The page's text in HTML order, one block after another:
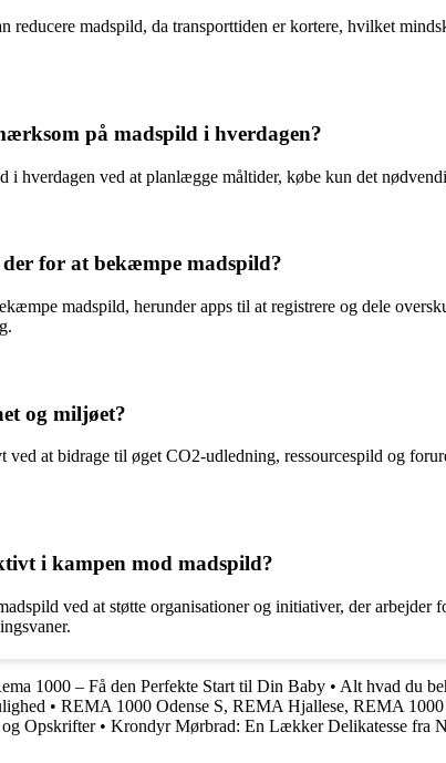
reducere madspild, da transporttiden er kortere, hvilket
på madspild i hverdagen?
hverdagen ved at planlægge måltider, købe kun det
for at bekæmpe madspild?
madspild, herunder apps til at registrere og dele
og miljøet?
at bidrage til øget CO2-udledning, ressourcespild og
i kampen mod madspild?
ved at støtte organisationer og initiativer, der
1000 – Få den Perfekte Start til Din Baby • Alt hvad du
• REMA 1000 Odense S, REMA Hjallese, REMA
Opskrifter• Krondyr Mørbrad: En Lækker Delikatesse fra